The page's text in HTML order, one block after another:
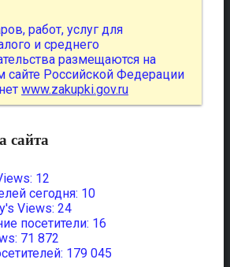
работ, услуг для
и среднего
размещаются на
сайте Российской Федерации
www.zakupki.gov.ru
сайта
12
сегодня: 10
Views: 24
посетители: 16
71 872
179 045